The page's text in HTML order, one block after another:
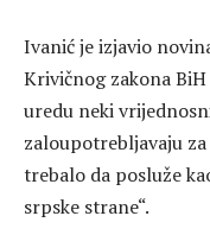
Ivanić je izjavio
Krivičnog zakona
uredu neki
zaloupotrebljavaju
trebalo da posluže
srpske strane“.